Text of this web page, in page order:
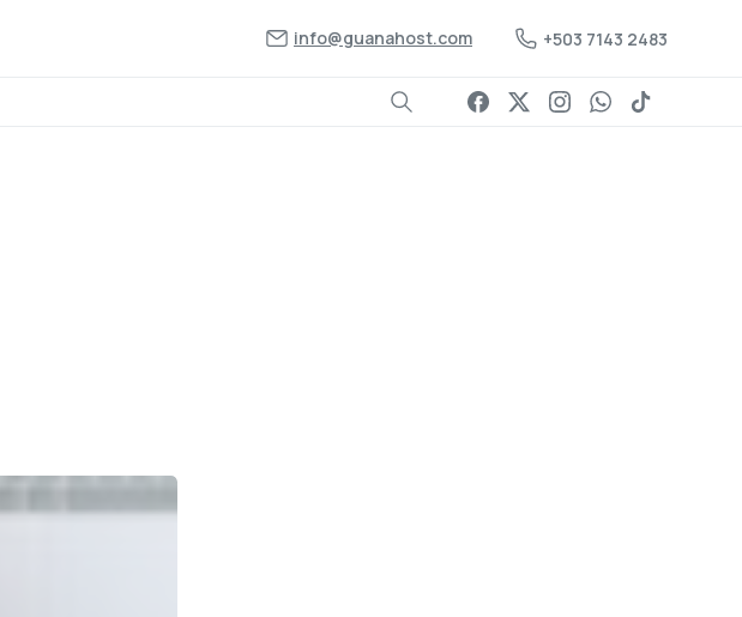
info@guanahost.com +503 7143 2483